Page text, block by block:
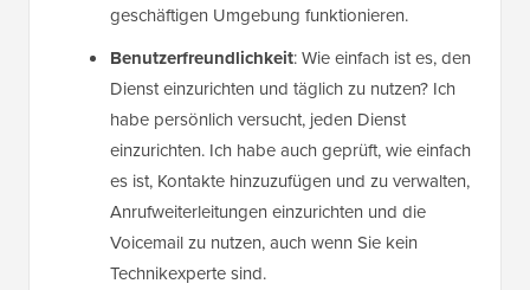
geschäftigen Umgebung funktionieren.
Benutzerfreundlichkeit: Wie einfach ist es, den
Dienst einzurichten und täglich zu nutzen? Ich
habe persönlich versucht, jeden Dienst
einzurichten. Ich habe auch geprüft, wie einfach
es ist, Kontakte hinzuzufügen und zu verwalten,
Anrufweiterleitungen einzurichten und die
Voicemail zu nutzen, auch wenn Sie kein
Technikexperte sind.